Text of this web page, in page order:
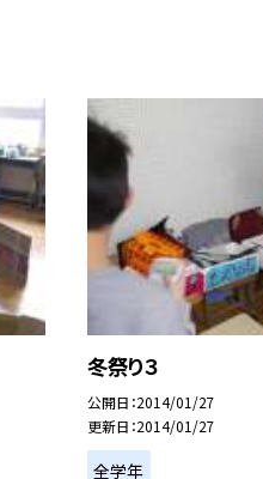
冬祭り３
公開日 2014/01/27
更新日 2014/01/27
全学年